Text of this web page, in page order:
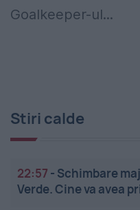
Goalkeeper-ul...
Stiri calde
22:57 - Schimbare
Verde. Cine va avea